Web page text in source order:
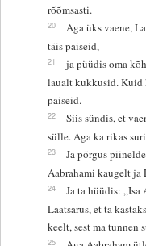
rõõmsasti.
20
Aga üks vaene,
täis paiseid,
21
ja püüdis oma
laualt kukkusid. Kuid
paiseid.
22
Siis sündis, et
sülle. Aga ka rikas
23
Ja põrgus
Aabrahami kaugelt ja
24
Ja ta hüüdis: „Isa
Laatsarus, et ta
keelt, sest ma tunnen
25